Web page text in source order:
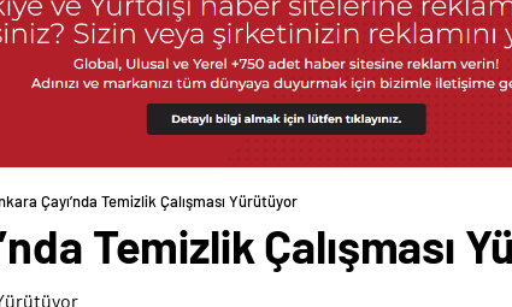
Çayı’nda Temizlik Çalışması Yürütüyor
Temizlik Çalışması